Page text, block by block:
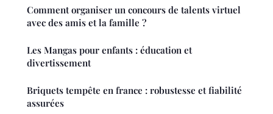
Comment organiser un concours de talents virtuel
avec des amis et la famille ?
Les Mangas pour enfants : éducation et
divertissement
Briquets tempête en france : robustesse et fiabilité
assurées